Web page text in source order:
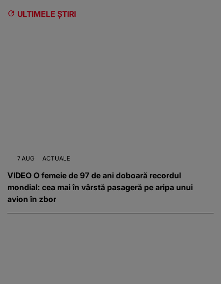
ULTIMELE ȘTIRI
7 AUG ACTUALE
VIDEO O femeie de 97 de ani doboară recordul
mondial: cea mai în vârstă pasageră pe aripa unui
avion în zbor